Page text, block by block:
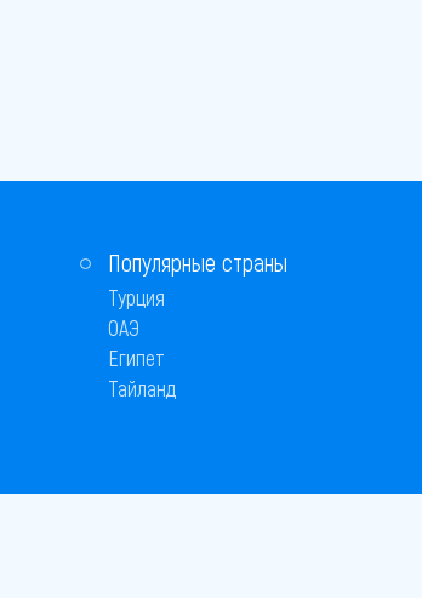
Популярные страны
Турция
ОАЭ
Египет
Тайланд